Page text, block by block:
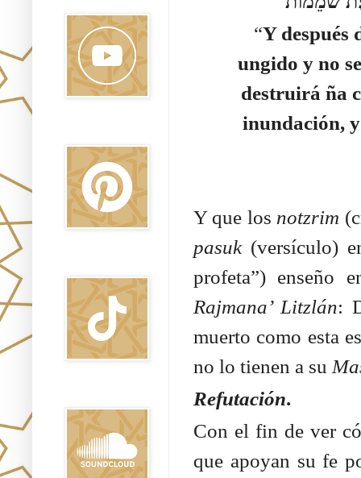
“Y después
ungido y no
destruirá ña
inundación,
Y que los notzrim
pasuk (versículo)
profeta”) enseño
Rajmana’ Litzlán:
muerto como esta
no lo tienen a su
Refutación.
Con el fin de ver
que apoyan su fe